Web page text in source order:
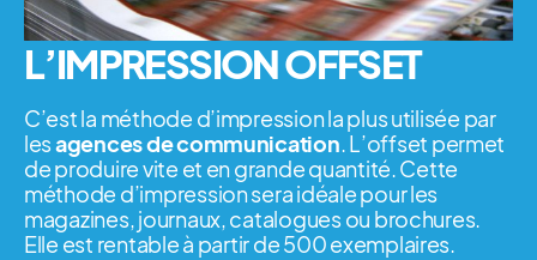
L’IMPRESSION OFFSET
C’est la méthode d’impression la plus utilisée par
lesagences de communication. L’offset permet
de produire vite et en grande quantité. Cette
méthode d’impression sera idéale pour les
magazines, journaux, catalogues ou brochures.
Elle est rentable à partir de 500 exemplaires.